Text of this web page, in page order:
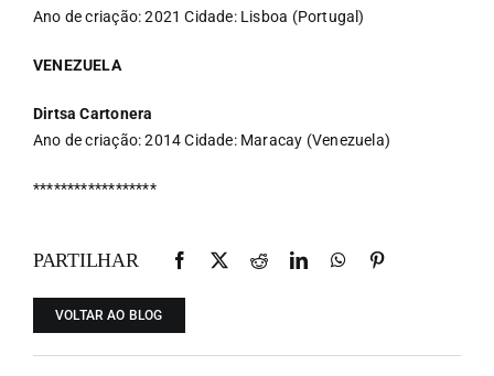
Ano de criação: 2021 Cidade: Lisboa (Portugal)
VENEZUELA
Dirtsa Cartonera
Ano de criação: 2014 Cidade: Maracay (Venezuela)
******************
VOLTAR AO BLOG
PARTILHAR